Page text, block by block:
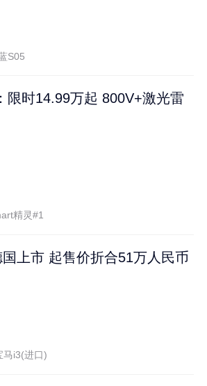
S05
限时14.99万起 800V+激光雷
精灵#1
上市 起售价折合51万人民币
马i3(进口)